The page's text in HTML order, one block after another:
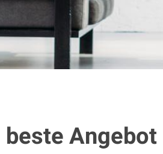
beste Angebot